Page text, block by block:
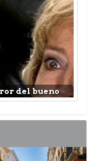
del bueno